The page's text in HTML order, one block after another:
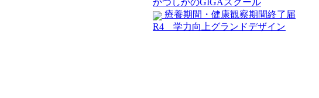
かつしかのGIGAスクール
療養期間・健康観察期間終了届
R4 学力向上グランドデザイン